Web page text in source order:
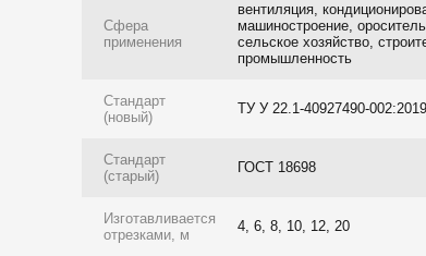
Сфера
применения
вентиляция,
машиностроение,
сельское хозяйство,
промышленность
Стандарт
(новый)
ТУ У 22.1-40927490-002:2019
Стандарт
(старый)
ГОСТ 18698
Изготавливается
отрезками, м
4, 6, 8, 10, 12, 20